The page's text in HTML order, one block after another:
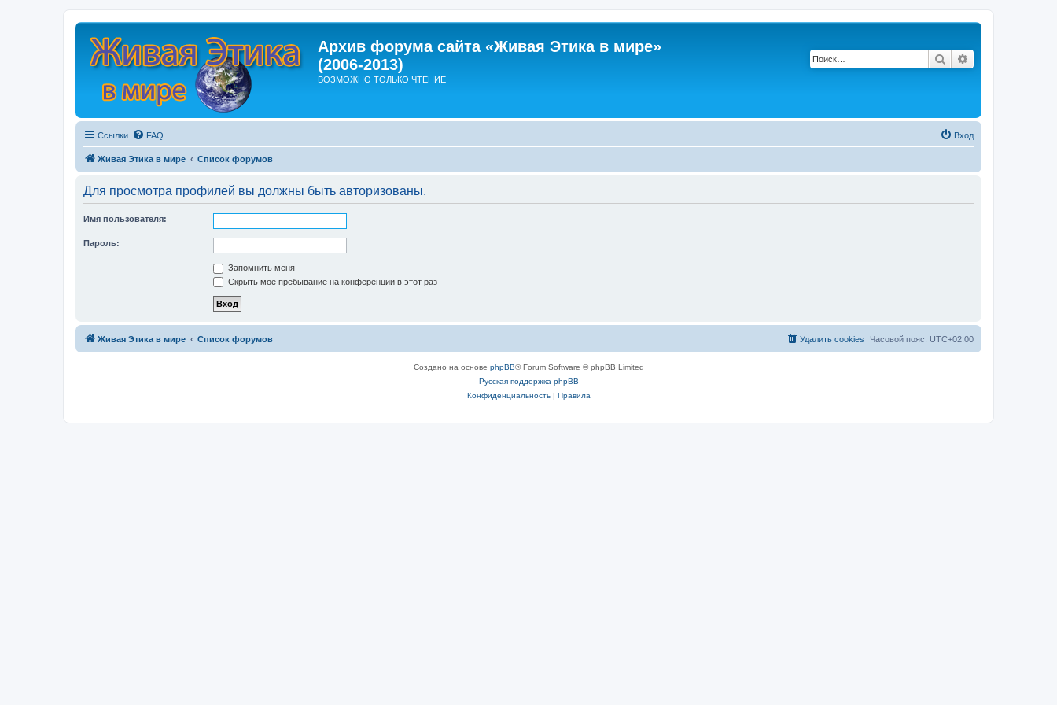
Архив форума сайта «Живая Этика в мире»
(2006-2013)
ВОЗМОЖНО ТОЛЬКО ЧТЕНИЕ
Поиск
Ссылки FAQ Вход
Живая Этика в мире Список форумов
Для просмотра профилей вы должны быть авторизованы.
Имя пользователя:
Пароль:
Запомнить меня
Скрыть моё пребывание на конференции в этот раз
Живая Этика в мире Список форумов Часовой пояс: UTC+02:00
Удалить cookies
Создано на основе phpBB® Forum Software © phpBB Limited
Русская поддержка phpBB
Конфиденциальность| Правила